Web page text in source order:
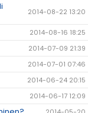
2014-08-22 13:20
2014-08-16 18:25
2014-07-09 21:39
2014-07-01 07:46
2014-06-24 20:15
2014-06-17 12:09